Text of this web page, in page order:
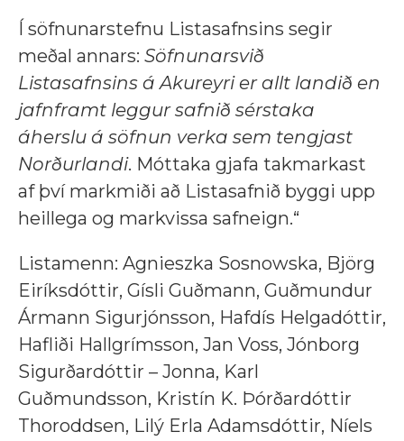
Í söfnunarstefnu Listasafnsins segir
meðal annars: Söfnunarsvið
Listasafnsins á Akureyri er allt landið en
jafnframt leggur safnið sérstaka
áherslu á söfnun verka sem tengjast
Norðurlandi. Móttaka gjafa takmarkast
af því markmiði að Listasafnið byggi upp
heillega og markvissa safneign.“
Listamenn: Agnieszka Sosnowska, Björg
Eiríksdóttir, Gísli Guðmann, Guðmundur
Ármann Sigurjónsson, Hafdís Helgadóttir,
Hafliði Hallgrímsson, Jan Voss, Jónborg
Sigurðardóttir – Jonna, Karl
Guðmundsson, Kristín K. Þórðardóttir
Thoroddsen, Lilý Erla Adamsdóttir, Níels